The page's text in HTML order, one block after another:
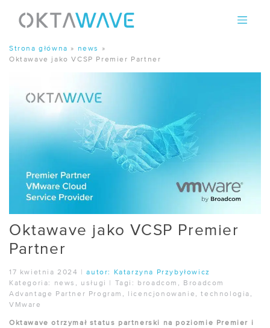
content
Strona główna » news
»
Oktawave jako VCSP Premier Partner
Oktawave jako VCSP Premier
Partner
17 kwietnia 2024 |autor:
Katarzyna Przybyłowicz
Kategoria:
news , usługi Tagi: broadcom ,
Broadcom
Advantage Partner Program , licencjonowanie ,technologia ,
VMware
Oktawave otrzymał status partnerski na poziomie Premier i